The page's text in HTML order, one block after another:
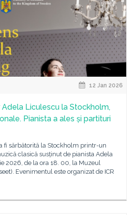
12 Jan 2026
Liculescu la Stockholm,
Pianista a ales și partituri
fi sărbătorită la Stockholm printr-un
clasică susținut de pianista Adela
2026, de la ora 18. 00, la Muzeul
Evenimentul este organizat de ICR